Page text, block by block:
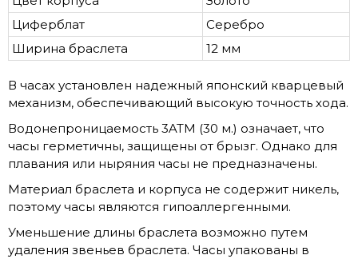
Циферблат
Серебро
Ширина браслета
12 мм
В часах установлен надежный японский кварцевый
механизм, обеспечивающий высокую точность хода.
Водонепроницаемость 3ATM (30 м.) означает, что
часы герметичны, защищены от брызг. Однако для
плавания или ныряния часы не предназначены.
Материал браслета и корпуса не содержит никель,
поэтому часы являются гипоаллергенными.
Уменьшение длины браслета возможно путем
удаления звеньев браслета. Часы упакованы в